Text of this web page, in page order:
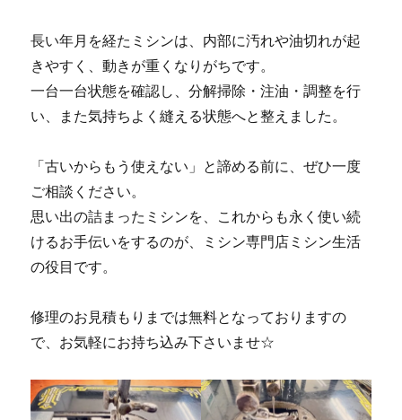
長い年月を経たミシンは、内部に汚れや油切れが起
きやすく、動きが重くなりがちです。
一台一台状態を確認し、分解掃除・注油・調整を行
い、また気持ちよく縫える状態へと整えました。
「古いからもう使えない」と諦める前に、ぜひ一度
ご相談ください。
思い出の詰まったミシンを、これからも永く使い続
けるお手伝いをするのが、ミシン専門店ミシン生活
の役目です。
修理のお見積もりまでは無料となっておりますの
で、お気軽にお持ち込み下さいませ☆